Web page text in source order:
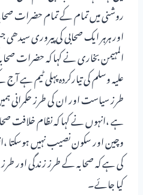
روشنی میں تمام کے تمام حضرات
اور ہرہر ایک صحابی کی پیروری
المہیمن بخاری نے کہا کہ حضرات
علیہ وسلم کی تیارکردہ پہلی ٹیم ہے آج
طرز سیاست اور ان کی طرز حکمرانی
ہے ،انہوں نے کہا کہ نظام خلافت
وچین اور سکون نصیب نہیں ہوسکتا
کی ہے کہ صحابہ کے طرز زندگی اور طرز
کیا جائے۔